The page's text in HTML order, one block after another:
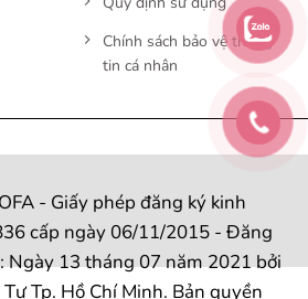
Chính sách bảo vệ thông
tin cá nhân
- Giấy phép đăng ký kinh
cấp ngày 06/11/2015 - Đăng
Ngày 13 tháng 07 năm 2021 bởi
Tp. Hồ Chí Minh. Bản quyền